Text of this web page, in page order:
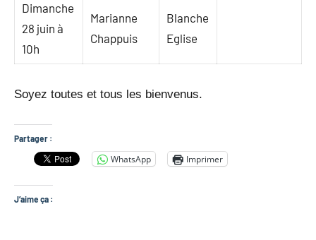
Dimanche
28 juin à
10h
Marianne
Chappuis
Blanche
Eglise
Soyez toutes et tous les bienvenus.
Partager :
WhatsApp Imprimer
J’aime ça :